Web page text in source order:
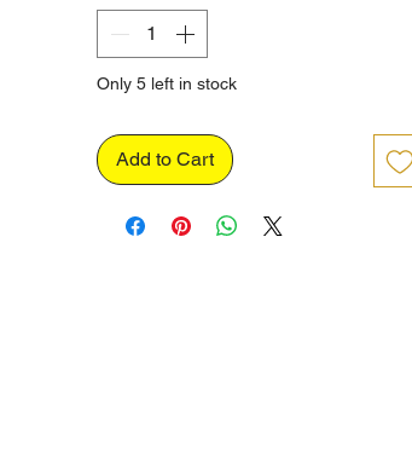
Only 5 left in stock
Add to Cart